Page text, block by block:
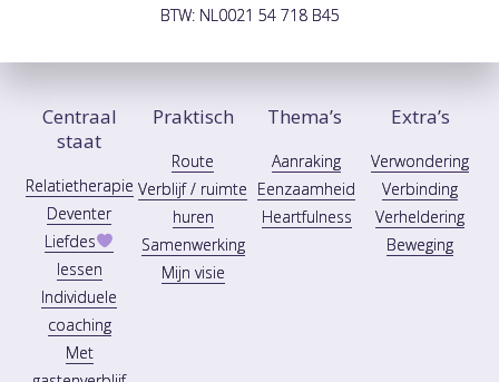
BTW: NL0021 54 718 B45
Centraal
staat
Relatietherapie
Deventer
Liefdes
lessen
Individuele
coaching
Met
Praktisch
Route
Verblijf / ruimte
huren
Samenwerking
Mijn visie
Thema’s
Aanraking
Eenzaamheid
Heartfulness
Extra’s
Verwondering
Verbinding
Verheldering
Beweging